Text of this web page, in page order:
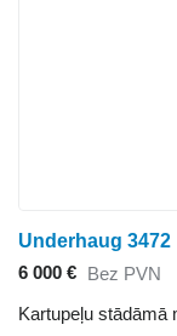
Underhaug 3472
6 000 € Bez PVN
Kartupeļu stādāmā